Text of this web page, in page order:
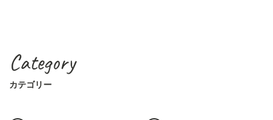
Category
カテゴリー